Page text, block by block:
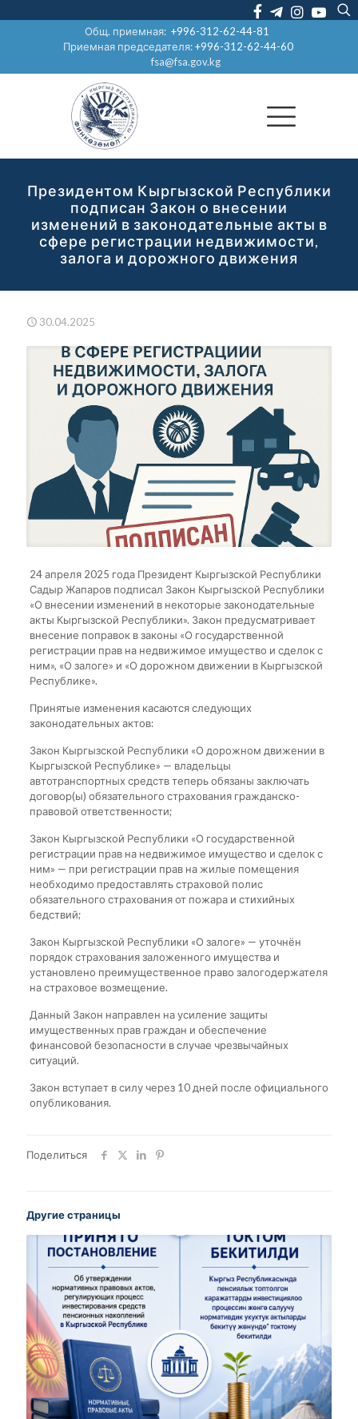
Общ. приемная:+996-312-62-44-81
Приемная председателя:+996-312-62-44-60
fsa@fsa.gov.kg
Президентом Кыргызской Республики
подписан Закон о внесении
изменений в законодательные акты в
сфере регистрации недвижимости,
залога и дорожного движения
30.04.2025
24 апреля 2025 года Президент Кыргызской Республики
Садыр Жапаров подписал Закон Кыргызской Республики
«О внесении изменений в некоторые законодательные
акты Кыргызской Республики». Закон предусматривает
внесение поправок в законы «О государственной
регистрации прав на недвижимое имущество и сделок с
ним», «О залоге» и «О дорожном движении в Кыргызской
Республике».
Принятые изменения касаются следующих
законодательных актов:
Закон Кыргызской Республики «О дорожном движении в
Кыргызской Республике» — владельцы
автотранспортных средств теперь обязаны заключать
договор(ы) обязательного страхования гражданско-
правовой ответственности;
Закон Кыргызской Республики «О государственной
регистрации прав на недвижимое имущество и сделок с
ним» — при регистрации прав на жилые помещения
необходимо предоставлять страховой полис
обязательного страхования от пожара и стихийных
бедствий;
Закон Кыргызской Республики «О залоге» — уточнён
порядок страхования заложенного имущества и
установлено преимущественное право залогодержателя
на страховое возмещение.
Данный Закон направлен на усиление защиты
имущественных прав граждан и обеспечение
финансовой безопасности в случае чрезвычайных
ситуаций.
Закон вступает в силу через 10 дней после официального
опубликования.
Поделиться
Другие страницы